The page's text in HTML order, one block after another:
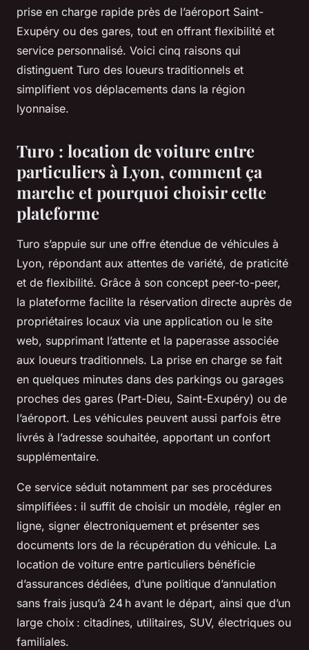
prise en charge rapide près de l’aéroport Saint-
Exupéry ou des gares, tout en offrant flexibilité et
service personnalisé. Voici cinq raisons qui
distinguent Turo des loueurs traditionnels et
simplifient vos déplacements dans la région
lyonnaise.
Turo : location de voiture entre
particuliers à Lyon, comment ça
marche et pourquoi choisir cette
plateforme
Turo s’appuie sur une offre étendue de véhicules à
Lyon, répondant aux attentes de variété, de praticité
et de flexibilité. Grâce à son concept peer-to-peer,
la plateforme facilite la réservation directe auprès de
propriétaires locaux via une application ou le site
web, supprimant l’attente et la paperasse associée
aux loueurs traditionnels. La prise en charge se fait
en quelques minutes dans des parkings ou garages
proches des gares (Part-Dieu, Saint-Exupéry) ou de
l’aéroport. Les véhicules peuvent aussi parfois être
livrés à l’adresse souhaitée, apportant un confort
supplémentaire.
Ce service séduit notamment par ses procédures
simplifiées : il suffit de choisir un modèle, régler en
ligne, signer électroniquement et présenter ses
documents lors de la récupération du véhicule. La
location de voiture entre particuliers bénéficie
d’assurances dédiées, d’une politique d’annulation
sans frais jusqu’à 24 h avant le départ, ainsi que d’un
large choix : citadines, utilitaires, SUV, électriques ou
familiales.